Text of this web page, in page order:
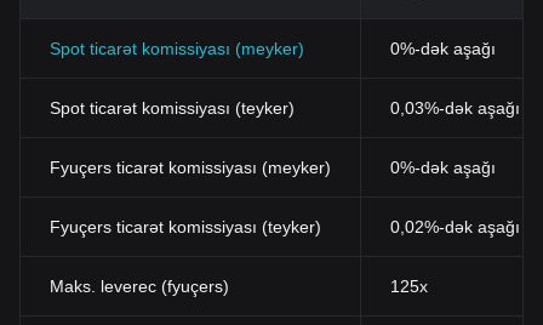
Spot ticarət komissiyası (meyker) 0%-dək aşağı
Spot ticarət komissiyası (teyker) 0,03%-dək aşağı
Fyuçers ticarət komissiyası (meyker) 0%-dək aşağı
Fyuçers ticarət komissiyası (teyker) 0,02%-dək aşağı
Maks. leverec (fyuçers) 125x